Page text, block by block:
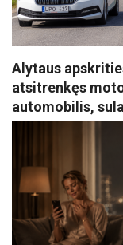
Alytaus
atsitrenkęs
automobilis,